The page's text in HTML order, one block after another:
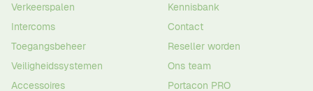
Verkeerspalen
Intercoms
Toegangsbeheer
Veiligheidssystemen
Accessoires
Kennisbank
Contact
Reseller worden
Ons team
Portacon PRO